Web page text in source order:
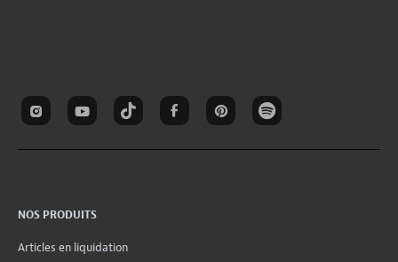
NOS PRODUITS
Articles en liquidation